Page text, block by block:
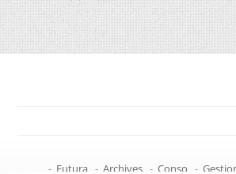
- Futura - Archives - Conso -